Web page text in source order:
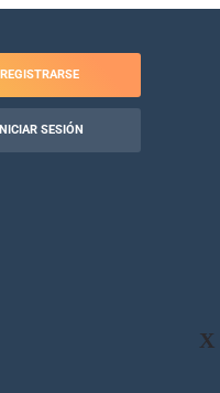
X
REGISTRARSE
INICIAR SESIÓN